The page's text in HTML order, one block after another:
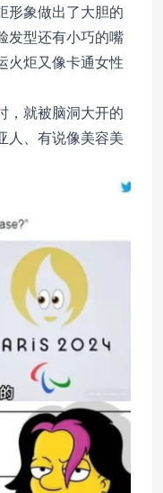
形象做出了大胆的
发型还有小巧的嘴
火炬又像卡通女性
，就被脑洞大开的
人、有说像美容美